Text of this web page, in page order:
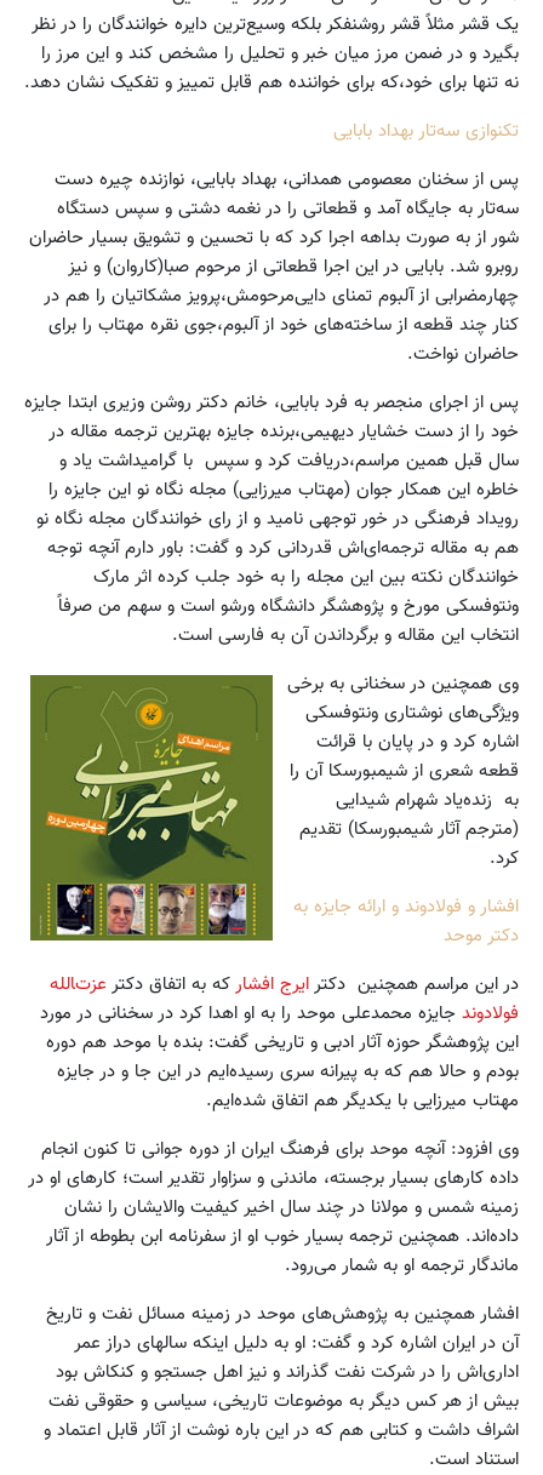
یک قشر مثلاً‌ قشر روشنفکر بلکه وسیع‌ترین دایره خوانندگان را در نظر
بگیرد و در ضمن مرز میان خبر و تحلیل را مشخص کند و این مرز را
نه تنها برای خود،‌که برای خواننده هم قابل تمییز و تفکیک نشان دهد.
تکنوازی سه‌تار بهداد بابایی
پس از سخنان معصومی همدانی، بهداد بابایی، نوازنده چیره دست
سه‌تار به جایگاه آمد و قطعاتی را در نغمه دشتی و سپس دستگاه
شور از به صورت بداهه اجرا کرد که با تحسین و تشویق بسیار حاضران
روبرو شد. بابایی در این اجرا قطعاتی از مرحوم صبا(کاروان) و نیز
چهارمضرابی از آلبوم تمنای دایی‌مرحومش،پرویز مشکاتیان را هم در
کنار چند قطعه از ساخته‌های خود از آلبوم،‌جوی نقره مهتاب را برای
حاضران نواخت.
پس از اجرای منجصر به فرد بابایی، خانم دکتر روشن وزیری ابتدا جایزه
خود را از دست خشایار دیهیمی،برنده جایزه بهترین ترجمه مقاله در
سال قبل همین مراسم،دریافت کرد و سپس با گرامیداشت یاد و
خاطره این همکار جوان (مهتاب میرزایی) مجله نگاه نو این جایزه را
رویداد فرهنگی در خور توجهی نامید و از رای خوانندگان مجله نگاه نو
هم به مقاله ترجمه‌ای‌اش قدردانی کرد و گفت: باور دارم آنچه توجه
خوانندگان نکته بین این مجله را به خود جلب کرده اثر مارک
ونتوفسکی مورخ و پژوهشگر دانشگاه ورشو است و سهم من صرفاً
‌انتخاب این مقاله و برگرداندن آن به فارسی است.
وی همچنین در سخنانی به برخی
ویژگی‌های نوشتاری ونتوفسکی
اشاره کرد و در پایان با قرائت
قطعه شعری از شیمبورسکا آن را
به زنده‌یاد شهرام شیدایی
(مترجم آثار شیمبورسکا) تقدیم
کرد.
افشار و فولادوند و ارائه جایزه به
دکتر موحد
در این مراسم همچنین دکترایرج افشارکه به اتفاق دکتر عزت‌‍الله
فولادوند جایزه محمدعلی موحد را به او اهدا کرد در سخنانی در مورد
این پژوهشگر حوزه آثار ادبی و تاریخی گفت: بنده با موحد هم دوره
بودم و حالا هم که به پیرانه سری رسیده‌ایم در این جا و در جایزه
مهتاب میرزایی با یکدیگر هم اتفاق شده‌ایم.
وی افزود: آنچه موحد برای فرهنگ ایران از دوره جوانی تا کنون انجام
داده کارهای بسیار برجسته، ماندنی و سزاوار تقدیر است؛ کارهای او در
زمینه شمس و مولانا در چند سال اخیر کیفیت والایشان را نشان
داده‌اند. همچنین ترجمه بسیار خوب او از سفرنامه ابن بطوطه از آثار
ماندگار ترجمه او به شمار می‌رود.
افشار همچنین به پژوهش‌های موحد در زمینه مسائل نفت و تاریخ
آن در ایران اشاره کرد و گفت: او به دلیل اینکه سالهای دراز عمر
اداری‌اش را در شرکت نفت گذراند و نیز اهل جستجو و کنکاش بود
بیش از هر کس دیگر به موضوعات تاریخی، سیاسی و حقوقی نفت
اشراف داشت و کتابی هم که در این باره نوشت از آثار قابل اعتماد و
استناد است.